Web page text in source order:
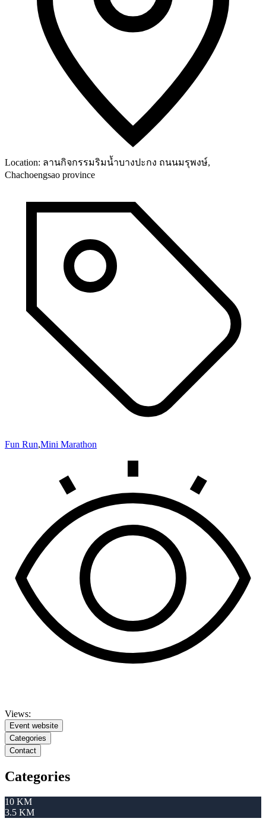
Location: ลานกิจกรรมริมน้ำบางปะกง ถนนมรุพงษ์,
Chachoengsao province
Fun Run,Mini Marathon
Views:
Event website
Categories
Contact
Categories
10 KM
3.5 KM